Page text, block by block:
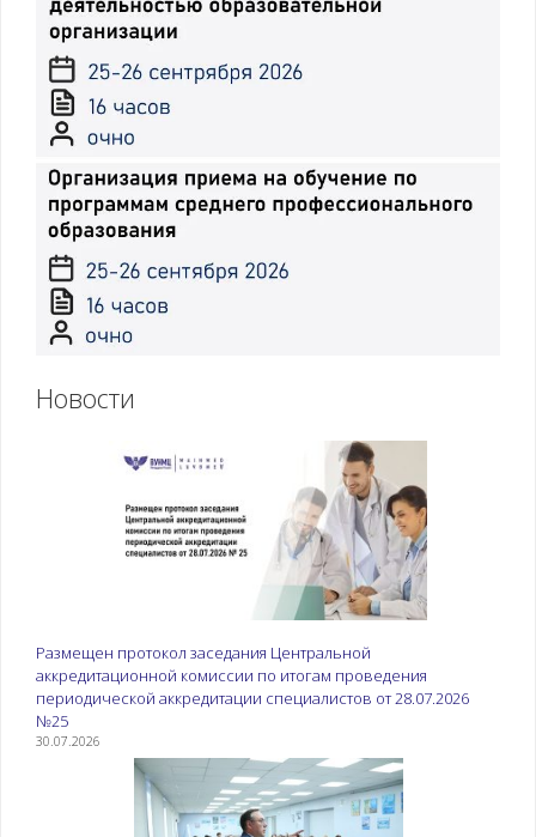
Новости
Размещен протокол заседания Центральной
аккредитационной комиссии по итогам проведения
периодической аккредитации специалистов от 28.07.2026
№25
30.07.2026